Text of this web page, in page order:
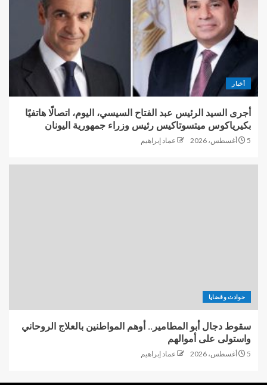
أخبار
أجرى السيد الرئيس عبد الفتاح السيسي، اليوم، اتصالًا هاتفيًا
بكيرياكوس ميتسوتاكيس رئيس وزراء جمهورية اليونان
5 أغسطس، 2026 عماد إبراهيم
حوادث وقضايا
سقوط دجال أبو المطامير.. أوهم المواطنين بالعلاج الروحاني
واستولى على أموالهم
5 أغسطس، 2026 عماد إبراهيم